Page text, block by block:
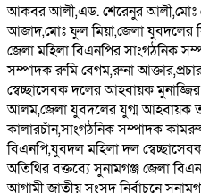
আকবর আলী,এড. শেরেনুর আলী,মোঃ
আজাদ,মোঃ ফুল মিয়া,জেলা
জেলা মহিলা বিএনপির সাংগঠনিক
সম্পাদক রুমি বেগম,রুনা
স্বেচ্ছাসেবক দলের আহবায়ক
আলম,জেলা যুবদলের যুগ্ম আহবায়ক
কালারচাঁন,সাংগঠনিক সম্পাদক
বিএনপি,যুবদল মহিলা দল
অতিথির বক্তব্যে সুনামগঞ্জ জেলা
আগামী জাতীয় সংসদ নির্বাচনে